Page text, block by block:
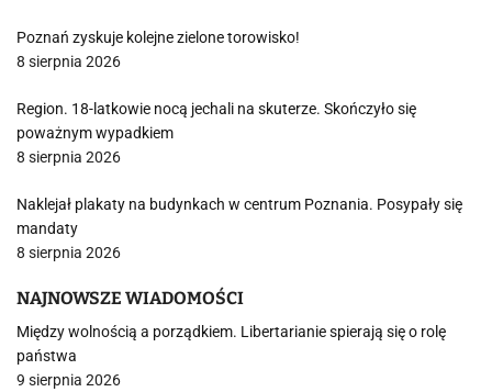
Poznań zyskuje kolejne zielone torowisko!
8 sierpnia 2026
Region. 18-latkowie nocą jechali na skuterze. Skończyło się
poważnym wypadkiem
8 sierpnia 2026
Naklejał plakaty na budynkach w centrum Poznania. Posypały się
mandaty
8 sierpnia 2026
NAJNOWSZE WIADOMOŚCI
Między wolnością a porządkiem. Libertarianie spierają się o rolę
państwa
9 sierpnia 2026